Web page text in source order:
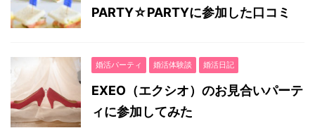
PARTY☆PARTYに参加した口コミ
婚活パーティ 婚活体験談 婚活日記
EXEO（エクシオ）のお見合いパーテ
ィに参加してみた